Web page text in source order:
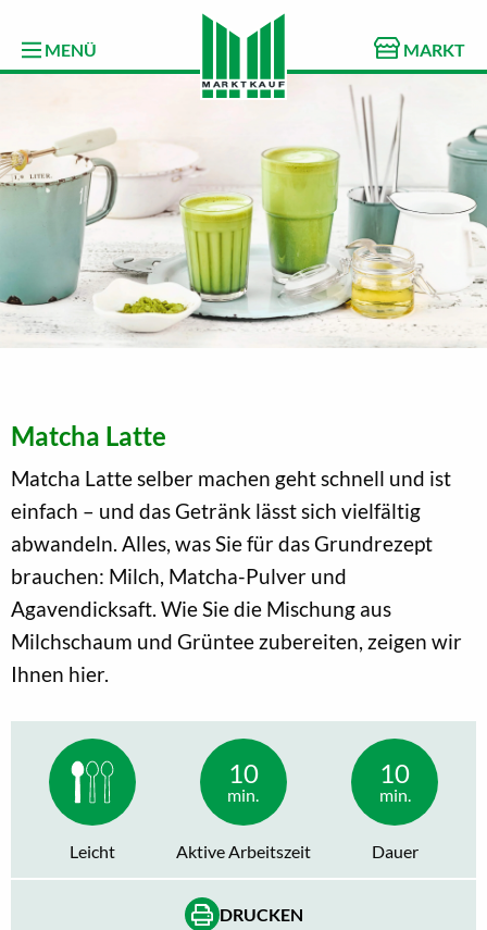
MENÜ MARKT
Matcha Latte
Matcha Latte selber machen geht schnell und ist
einfach – und das Getränk lässt sich vielfältig
abwandeln. Alles, was Sie für das Grundrezept
brauchen: Milch, Matcha-Pulver und
Agavendicksaft. Wie Sie die Mischung aus
Milchschaum und Grüntee zubereiten, zeigen wir
Ihnen hier.
Leicht
10
min.
Aktive Arbeitszeit
10
min.
Dauer
DRUCKEN